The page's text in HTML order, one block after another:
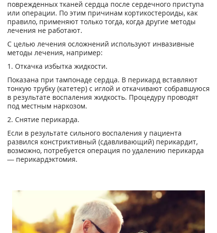
поврежденных тканей сердца после сердечного приступа
или операции. По этим причинам кортикостероиды, как
правило, применяют только тогда, когда другие методы
лечения не работают.
С целью лечения осложнений используют инвазивные
методы лечения, например:
1. Откачка избытка жидкости.
Показана при тампонаде сердца. В перикард вставляют
тонкую трубку (катетер) с иглой и откачивают собравшуюся
в результате воспаления жидкость. Процедуру проводят
под местным наркозом.
2. Снятие перикарда.
Если в результате сильного воспаления у пациента
развился констриктивный (сдавливающий) перикардит,
возможно, потребуется операция по удалению перикарда
— перикардэктомия.